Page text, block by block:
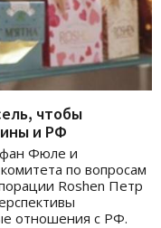
чтобы
и РФ
Фюле и
по вопросам
Roshen Петр
отношения с РФ.